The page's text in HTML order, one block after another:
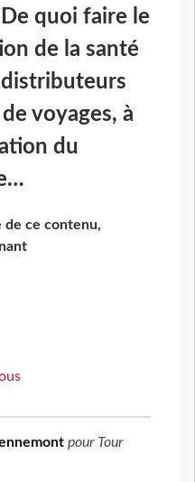
quoi faire le
de la santé
voyages, à
du
de ce contenu,
pour Tour